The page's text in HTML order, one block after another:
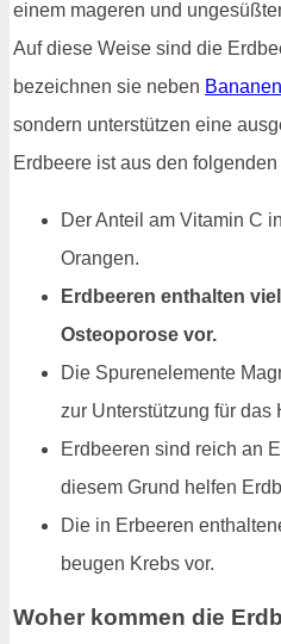
einem mageren und
Auf diese Weise sind die
bezeichnen sie neben Bananen
sondern unterstützen eine
Erdbeere ist aus den
Der Anteil am Vitamin C
Orangen.
Erdbeeren enthalten
Osteoporose vor.
Die Spurenelemente
zur Unterstützung für das
Erdbeeren sind reich an
diesem Grund helfen
Die in Erbeeren
beugen Krebs vor.
Woher kommen die